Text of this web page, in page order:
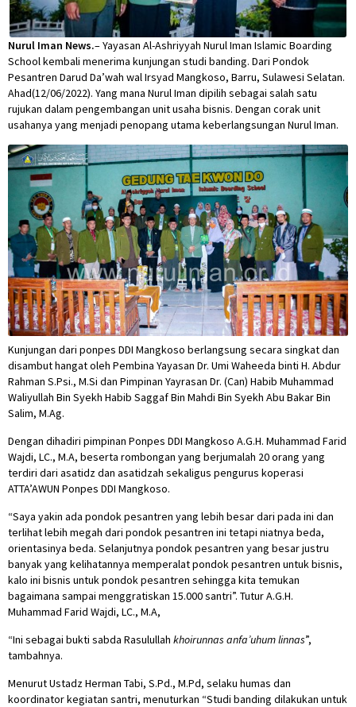
Nurul Iman News.– Yayasan Al-Ashriyyah Nurul Iman Islamic Boarding
School kembali menerima kunjungan studi banding. Dari Pondok
Pesantren Darud Da’wah wal Irsyad Mangkoso, Barru, Sulawesi Selatan.
Ahad(12/06/2022). Yang mana Nurul Iman dipilih sebagai salah satu
rujukan dalam pengembangan unit usaha bisnis. Dengan corak unit
usahanya yang menjadi penopang utama keberlangsungan Nurul Iman.
Kunjungan dari ponpes DDI Mangkoso berlangsung secara singkat dan
disambut hangat oleh Pembina Yayasan Dr. Umi Waheeda binti H. Abdur
Rahman S.Psi., M.Si dan Pimpinan Yayrasan Dr. (Can) Habib Muhammad
Waliyullah Bin Syekh Habib Saggaf Bin Mahdi Bin Syekh Abu Bakar Bin
Salim, M.Ag.
Dengan dihadiri pimpinan Ponpes DDI Mangkoso A.G.H. Muhammad Farid
Wajdi, LC., M.A, beserta rombongan yang berjumalah 20 orang yang
terdiri dari asatidz dan asatidzah sekaligus pengurus koperasi
ATTA’AWUN Ponpes DDI Mangkoso.
“Saya yakin ada pondok pesantren yang lebih besar dari pada ini dan
terlihat lebih megah dari pondok pesantren ini tetapi niatnya beda,
orientasinya beda. Selanjutnya pondok pesantren yang besar justru
banyak yang kelihatannya memperalat pondok pesantren untuk bisnis,
kalo ini bisnis untuk pondok pesantren sehingga kita temukan
bagaimana sampai menggratiskan 15.000 santri”. Tutur A.G.H.
Muhammad Farid Wajdi, LC., M.A,
“Ini sebagai bukti sabda Rasulullah khoirunnas anfa’uhum linnas”,
tambahnya.
Menurut Ustadz Herman Tabi, S.Pd., M.Pd, selaku humas dan
koordinator kegiatan santri, menuturkan “Studi banding dilakukan untuk